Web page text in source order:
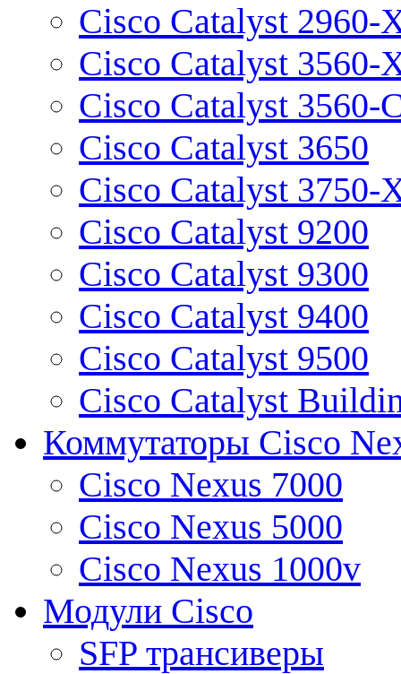
Cisco Catalyst 2960-
Cisco Catalyst 3560-
Cisco Catalyst 3560-
Cisco Catalyst 3650
Cisco Catalyst 3750-
Cisco Catalyst 9200
Cisco Catalyst 9300
Cisco Catalyst 9400
Cisco Catalyst 9500
Cisco Catalyst
Коммутаторы Cisco
Cisco Nexus 7000
Cisco Nexus 5000
Cisco Nexus 1000v
Модули Cisco
SFP трансиверы